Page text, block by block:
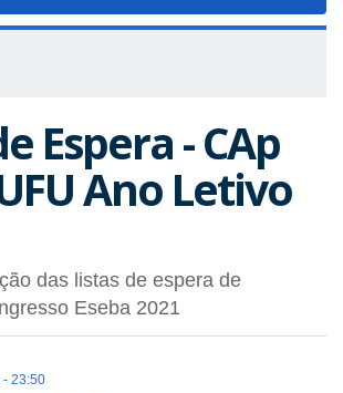
Espera - CAp
Ano Letivo
das listas de espera de
Eseba 2021
- 23:50